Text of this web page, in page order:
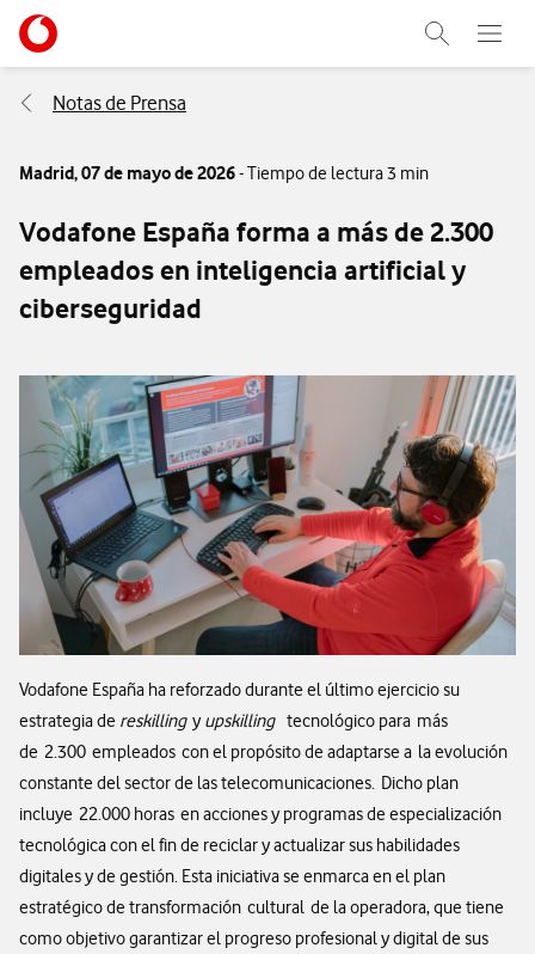
Ir a la pagina principal de vodafone.es
Abrir
Menu
Abre
Notas de Prensa
Madrid,07 de mayo de 2026- Tiempo de lectura 3 min
Vodafone España forma a más de 2.300
empleados en inteligencia artificial y
ciberseguridad
Vodafone España ha reforzado durante el último ejercicio su
estrategia de reskillingy upskillingtecnológico para más
de 2.300 empleados con el propósito de adaptarse a la evolución
constante del sector de las telecomunicaciones. Dicho plan
incluye 22.000 horas en acciones y programas de especialización
tecnológica con el fin de reciclar y actualizar sus habilidades
digitales y de gestión. Esta iniciativa se enmarca en el plan
estratégico de transformación cultural de la operadora, que tiene
como objetivo garantizar el progreso profesional y digital de sus